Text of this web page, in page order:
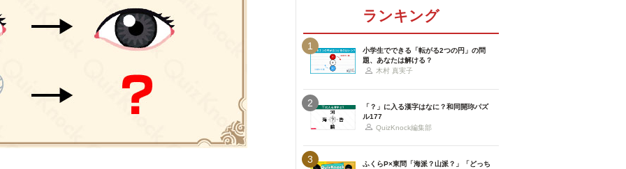
ランキング
1
小学生でできる「転がる2つの円」の問
題、あなたは解ける？
木村 真実子
2
「？」に入る漢字はなに？和同開珎パズ
ル177
QuizKnock編集部
3
ふくらP×東問「海派？山派？」「どっち